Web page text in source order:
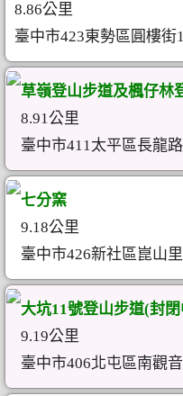
8.86公里
臺中市423東勢區圓樓街
草嶺登山步道及楓仔林
8.91公里
臺中市411太平區長龍
七分窯
9.18公里
臺中市426新社區崑山
大坑11號登山步道(封閉
9.19公里
臺中市406北屯區南觀